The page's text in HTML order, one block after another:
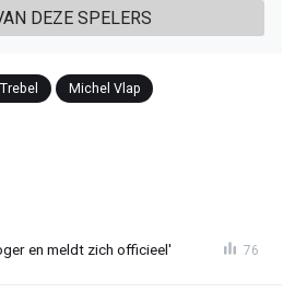
DEZE SPELERS
Michel Vlap
en meldt zich officieel' 76